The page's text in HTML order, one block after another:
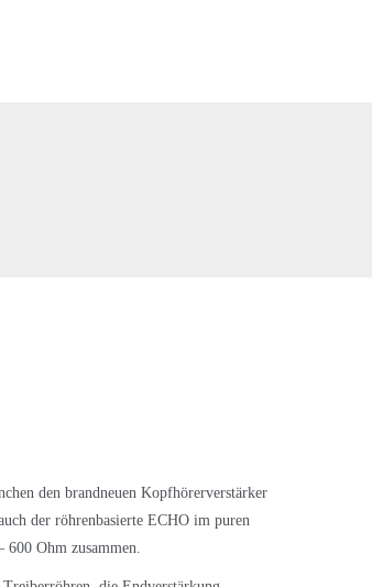
den brandneuen Kopfhörerverstärker
der röhrenbasierte ECHO im puren
Ohm zusammen.